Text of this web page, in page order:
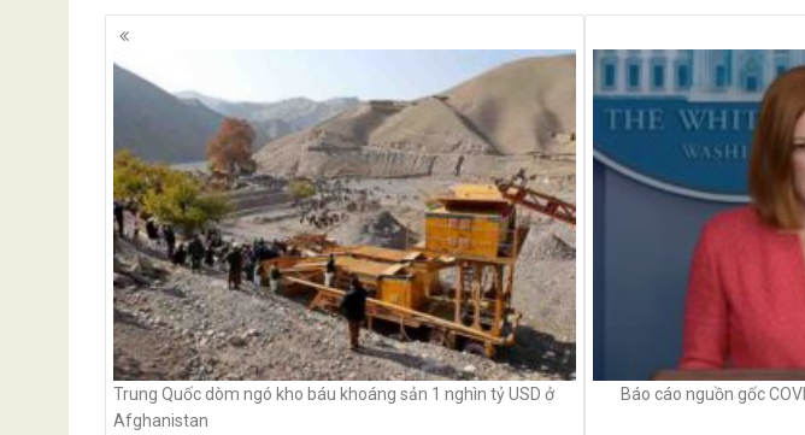
Posts
navigation
Trung Quốc dòm ngó kho báu khoáng sản 1 nghìn tỷ USD ở
Afghanistan
Báo cáo nguồn gốc